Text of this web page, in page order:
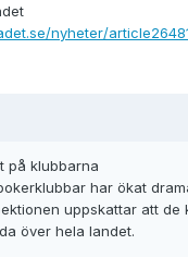
nyheter/
på klubbarna
har ökat
uppskattar att de
över hela landet.